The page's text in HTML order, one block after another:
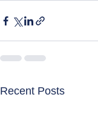
Recent Posts